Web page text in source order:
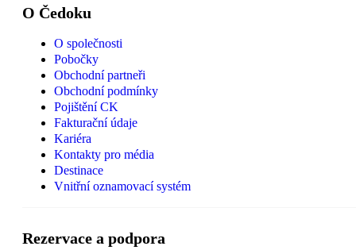
O Čedoku
O společnosti
Pobočky
Obchodní partneři
Obchodní podmínky
Pojištění CK
Fakturační údaje
Kariéra
Kontakty pro média
Destinace
Vnitřní oznamovací systém
Rezervace a podpora